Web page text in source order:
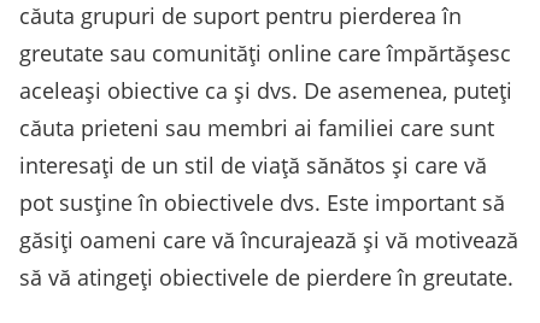
căuta grupuri de suport pentru pierderea în
greutate sau comunități online care împărtășesc
aceleași obiective ca și dvs. De asemenea, puteți
căuta prieteni sau membri ai familiei care sunt
interesați de un stil de viață sănătos și care vă
pot susține în obiectivele dvs. Este important să
găsiți oameni care vă încurajează și vă motivează
să vă atingeți obiectivele de pierdere în greutate.